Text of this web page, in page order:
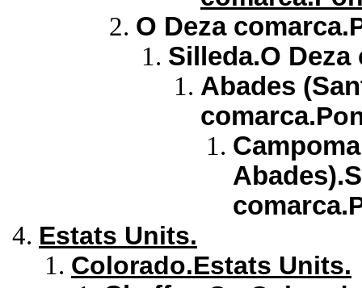
O Deza comarca
Silleda.O Deza
Abades
comarca.
comarca.
Estats Units.
Colorado.Estats Units.